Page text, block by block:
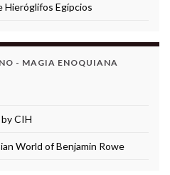
Hieróglifos Egípcios
- MAGIA ENOQUIANA
CIH
World of Benjamin Rowe